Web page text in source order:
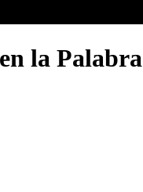
la Palabra